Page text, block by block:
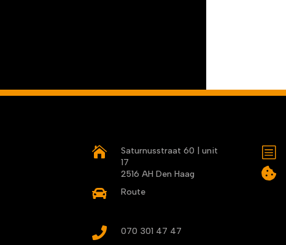

Saturnusstraat 60 | unit
17
2516 AH Den Haag
 Route
 070 301 47 47
b
